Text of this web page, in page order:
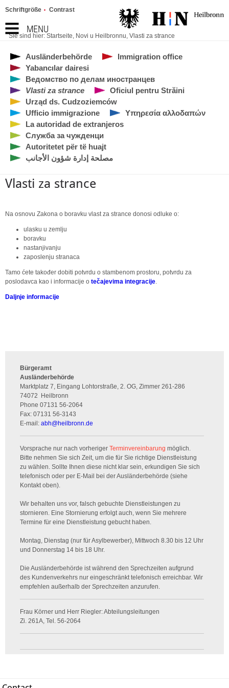
MENU
Schriftgröße Contrast
Sie sind hier: Startseite, Novi u Heilbronnu, Vlasti za strance
Ausländerbehörde
Immigration office
Yabancılar dairesi
Ведомство по делам иностранцев
Vlasti za strance
Oficiul pentru Străini
Urząd ds. Cudzoziemców
Ufficio immigrazione
Υπηρεσία αλλοδαπών
La autoridad de extranjeros
Служба за чужденци
Autoritetet për të huajt
مصلحة إدارة شؤون الأجانب
Vlasti za strance
Na osnovu Zakona o boravku vlast za strance donosi odluke o:
ulasku u zemlju
boravku
nastanjivanju
zaposlenju stranaca
Tamo ćete također dobiti potvrdu o stambenom prostoru, potvrdu za
poslodavca kao i informacije o tečajevima integracije.
Daljnje informacije
Bürgeramt
Ausländerbehörde
Marktplatz 7, Eingang Lohtorstraße, 2. OG, Zimmer 261-286
74072
Heilbronn
Phone 07131 56-2064
Fax: 07131 56-3143
E-mail: abh@heilbronn.de
Vorsprache nur nach vorheriger Terminvereinbarung möglich.
Bitte nehmen Sie sich Zeit, um die für Sie richtige Dienstleistung
zu wählen. Sollte Ihnen diese nicht klar sein, erkundigen Sie sich
telefonisch oder per E-Mail bei der Ausländerbehörde (siehe
Kontakt oben).
Wir behalten uns vor, falsch gebuchte Dienstleistungen zu
stornieren. Eine Stornierung erfolgt auch, wenn Sie mehrere
Termine für eine Dienstleistung gebucht haben.
Montag, Dienstag (nur für Asylbewerber), Mittwoch 8.30 bis 12 Uhr
und Donnerstag 14 bis 18 Uhr.
Die Ausländerbehörde ist während den Sprechzeiten aufgrund
des Kundenverkehrs nur eingeschränkt telefonisch erreichbar. Wir
empfehlen außerhalb der Sprechzeiten anzurufen.
Frau Körner und Herr Riegler: Abteilungsleitungen
Zi. 261A, Tel. 56-2064